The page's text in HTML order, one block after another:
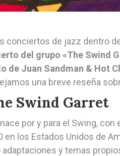
conciertos de jazz dentro
del grupo «The Swind
de Juan Sandman & Hot
una breve reseña
Swind Garret
por y para el Swing,
en los Estados Unidos de
y temas